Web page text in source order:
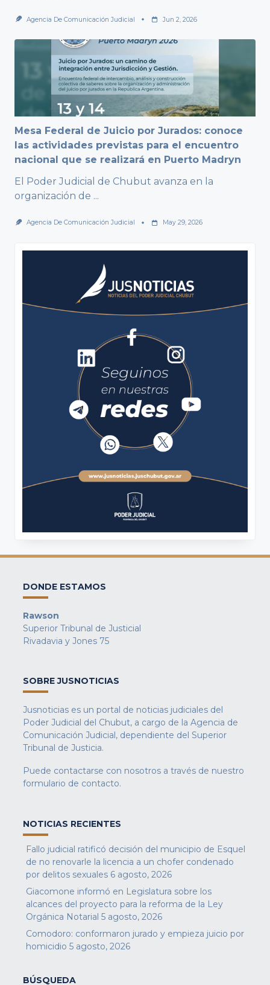
Agencia De Comunicación Judicial Jun 2, 2026
Mesa Federal de Juicio por Jurados: conoce
las actividades previstas para el encuentro
nacional que se realizará en Puerto Madryn
El Poder Judicial de Chubut avanza en la
organización de ...
Agencia De Comunicación Judicial May 29, 2026
DONDE ESTAMOS
Rawson
Superior Tribunal de Justicial
Rivadavia y Jones 75
SOBRE JUSNOTICIAS
Jusnoticias es un portal de noticias judiciales del
Poder Judicial del Chubut, a cargo de la Agencia de
Comunicación Judicial, dependiente del Superior
Tribunal de Justicia.
Puede contactarse con nosotros a través de nuestro
formulario de contacto.
NOTICIAS RECIENTES
Fallo judicial ratificó decisión del municipio de Esquel
de no renovarle la licencia a un chofer condenado
por delitos sexuales 6 agosto, 2026
Giacomone informó en Legislatura sobre los
alcances del proyecto para la reforma de la Ley
Orgánica Notarial 5 agosto, 2026
Comodoro: conformaron jurado y empieza juicio por
homicidio 5 agosto, 2026
BÚSQUEDA